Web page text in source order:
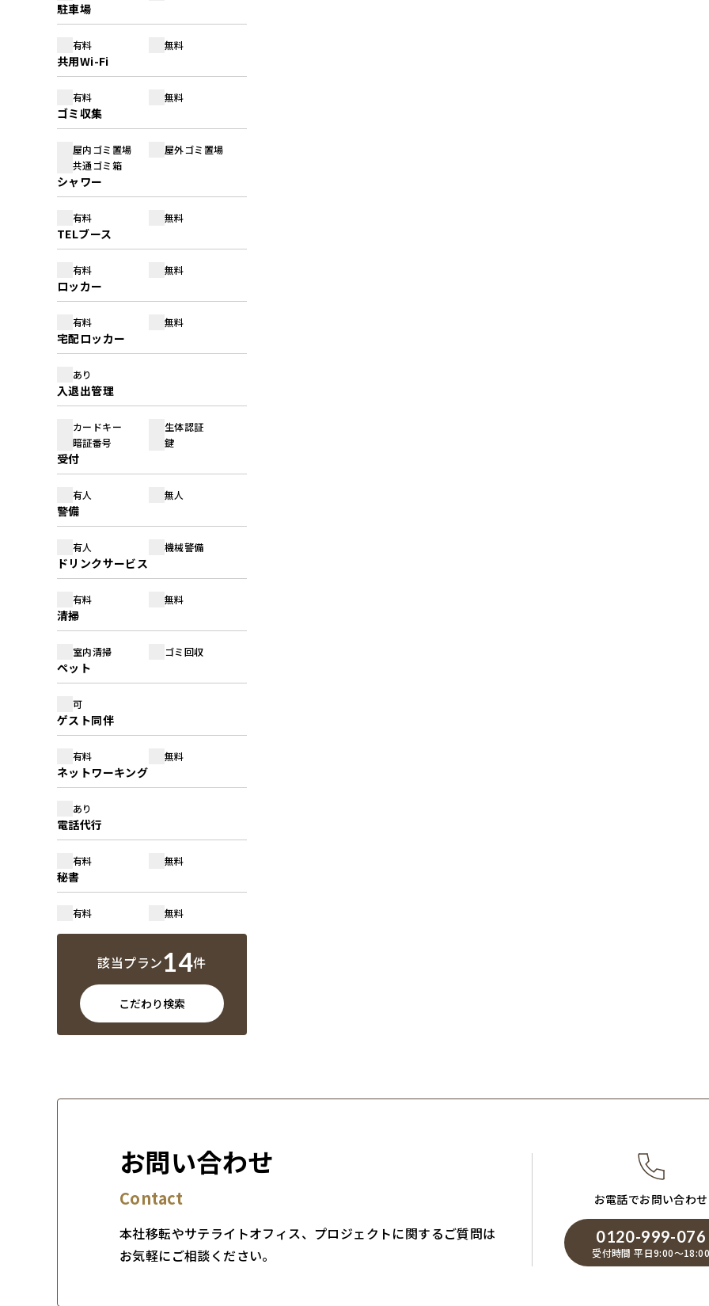
駐車場
有料 無料
共用Wi-Fi
有料 無料
ゴミ収集
屋内ゴミ置場
屋外ゴミ置場
共通ゴミ箱
シャワー
有料 無料
TELブース
有料 無料
ロッカー
有料 無料
宅配ロッカー
あり
入退出管理
カードキー
生体認証
暗証番号
鍵
受付
有人 無人
警備
有人 機械警備
ドリンクサービス
有料 無料
清掃
室内清掃 ゴミ回収
ペット
可
ゲスト同伴
有料 無料
ネットワーキング
あり
電話代行
有料 無料
秘書
有料 無料
該当プラン14件
こだわり検索
お問い合わせ
Contact
本社移転やサテライトオフィス、プロジェクトに関するご質問は
お気軽にご相談ください。
お電話でお問い合わせ
0120-999-076
受付時間 平日9:00～18:00